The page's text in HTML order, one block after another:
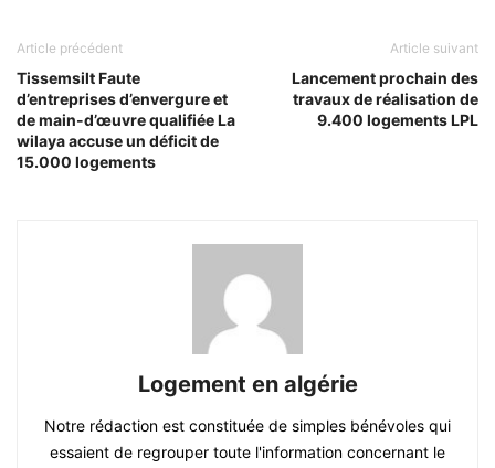
Article précédent
Tissemsilt Faute
d’entreprises d’envergure et
de main-d’œuvre qualifiée La
wilaya accuse un déficit de
15.000 logements
Article suivant
Lancement prochain des
travaux de réalisation de
9.400 logements LPL
Logement en algérie
Notre rédaction est constituée de simples bénévoles qui
essaient de regrouper toute l'information concernant le